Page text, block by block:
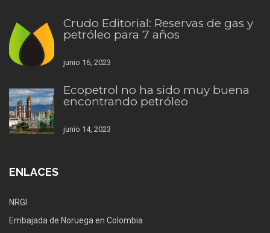
Crudo Editorial: Reservas de gas y
petróleo para 7 años
junio 16, 2023
Ecopetrol no ha sido muy buena
encontrando petróleo
junio 14, 2023
ENLACES
NRGI
Embajada de Noruega en Colombia